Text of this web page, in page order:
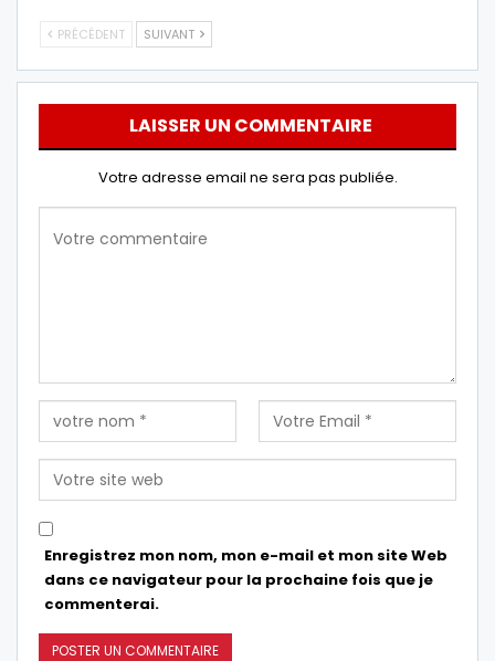
PRÉCÉDENT SUIVANT
LAISSER UN COMMENTAIRE
Votre adresse email ne sera pas publiée.
Enregistrez mon nom, mon e-mail et mon site Web
dans ce navigateur pour la prochaine fois que je
commenterai.